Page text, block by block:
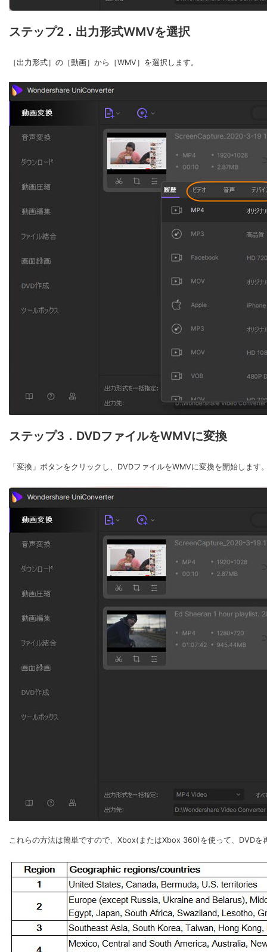
ステップ2．出力形式WMVを選択
［出力形式］の［動画］から［WMV］を選択します。
ステップ3．DVDファイルをWMVに変換
「変換」ボタンをクリックし、
これらの方法は簡単ですので、Xbox(またはXbox 360)を使って、DVD